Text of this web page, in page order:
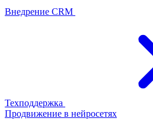
Внедрение CRM
Техподдержка
Продвижение в нейросетях